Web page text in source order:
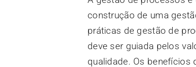
construção de uma
práticas de gestão de
deve ser guiada pelos
qualidade. Os